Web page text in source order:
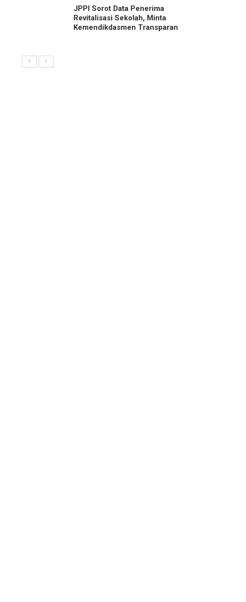
JPPI Sorot Data Penerima
Revitalisasi Sekolah, Minta
Kemendikdasmen Transparan